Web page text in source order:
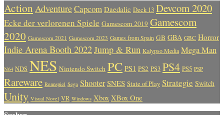
Action AdventureCapcom Daedalic Deck 13 Devcom 2020
Ecke der verlorenen Spiele Gamescom 2019 Gamescom
2020 Gamescom 2021 Gamescom 2023 Games from Spain GB GBA GBC Horror
Indie Arena Booth 2022Jump & Run Kalypso Media Mega Man
N64 NDS NES Nintendo Switch PC PS1 PS2 PS3 PS4 PS5 PSP
Rareware Rennspiel Sega Shooter SNES State of Play Strategie Switch
Unity Visual Novel VR Windows Xbox XBox One